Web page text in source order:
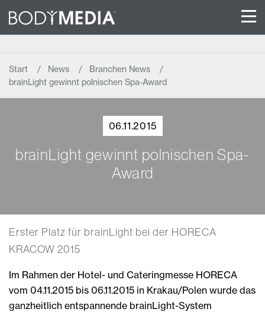
Start News
Branchen News
brainLight gewinnt polnischen Spa-Award
06.11.2015
brainLight gewinnt polnischen Spa-
Award
Erster Platz für brainLight bei der HORECA
KRACOW 2015
Im Rahmen der Hotel- und Cateringmesse HORECA
vom 04.11.2015 bis 06.11.2015 in Krakau/Polen wurde das
ganzheitlich entspannende brainLight-System